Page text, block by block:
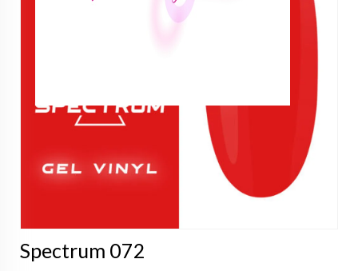
Spectrum 072